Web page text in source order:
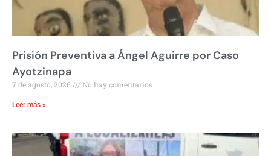
Prisión Preventiva a Ángel Aguirre por Caso
Ayotzinapa
7 de agosto, 2026 No hay comentarios
Leer más »